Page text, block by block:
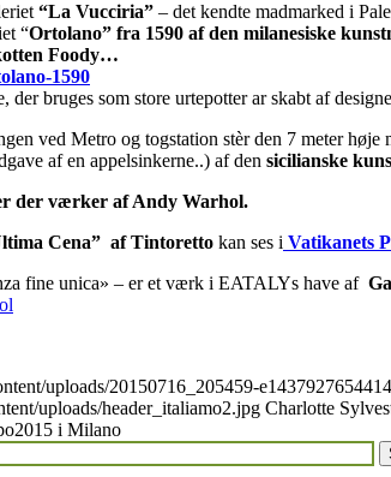
“La Vucciria” – det kendte madmarked i
“Ortolano” fra 1590 af den milanesiske
Foody…
der bruges som store urtepotter ar skabt af
ved Metro og togstation stèr den 7 meter høje
af en appelsinkerne..) af den sicilianske
der værker af Andy Warhol.
Cena” af Tintoretto kan ses i Vatikanets
fine unica» – er et værk i EATALYs have af
uploads/20150716_205459-
uploads/header_italiamo2.jpg Charlotte
i Milano